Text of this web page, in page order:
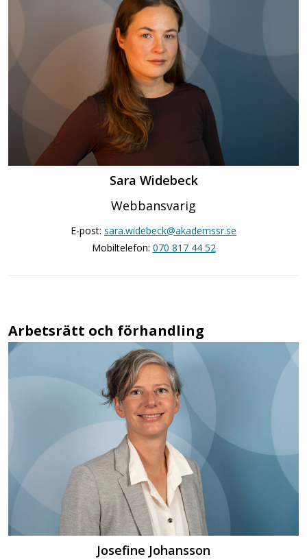
Sara Widebeck
Webbansvarig
E-post: sara.widebeck@akademssr.se
Mobiltelefon: 070 817 44 52
Arbetsrätt och förhandling
Josefine Johansson